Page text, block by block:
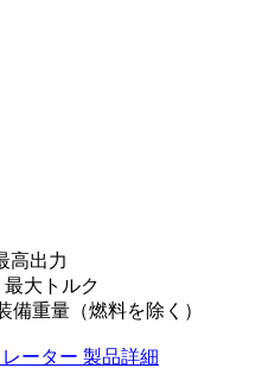
高出力
最大トルク
備重量（燃料を除く）
ーター 製品詳細